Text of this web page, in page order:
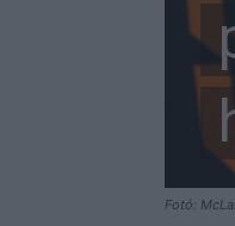
Fotó: